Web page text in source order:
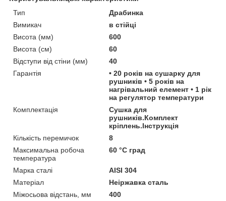
Тип
Драбинка
Вимикач
в стійці
Висота (мм)
600
Висота (см)
60
Відступи від стіни (мм)
40
Гарантія
• 20 років на сушарку для
рушників • 5 років на
нагрівальний елемент • 1 рік
на регулятор температури
Комплектація
Сушка для
рушників.Комплект
кріплень.Інструкція
Кількість перемичок
8
Максимальна робоча
температура
60 °С град
Марка сталі
AISI 304
Матеріал
Неіржавка сталь
Міжосьова відстань, мм
400